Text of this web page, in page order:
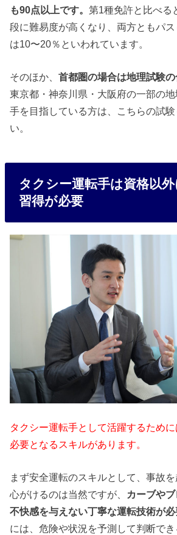
も90点以上です。第1種免許と比べる
段に難易度が高くなり、両方ともパ
は10〜20％といわれています。
そのほか、首都圏の場合は地理試験の
東京都・神奈川県・大阪府の一部の
手を目指している方は、こちらの試
い。
タクシー運転手は資格以
習得が必要
タクシー運転手として活躍するため
必要となるスキルがあります。
まず安全運転のスキルとして、事故
心がけるのは当然ですが、 カーブや
不快感を与えない丁寧な運転技術が必
には、危険や状況を予測して判断で